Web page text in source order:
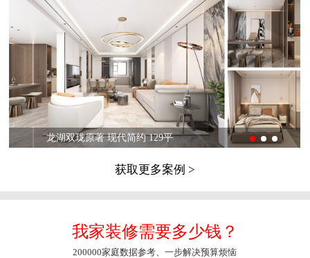
龙湖双珑原著 现代简约 129平
获取更多案例 >
我家装修需要多少钱？
200000家庭数据参考、一步解决预算烦恼